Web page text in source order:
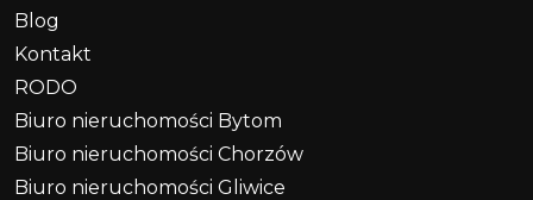
Blog
Kontakt
RODO
Biuro nieruchomości Bytom
Biuro nieruchomości Chorzów
Biuro nieruchomości Gliwice